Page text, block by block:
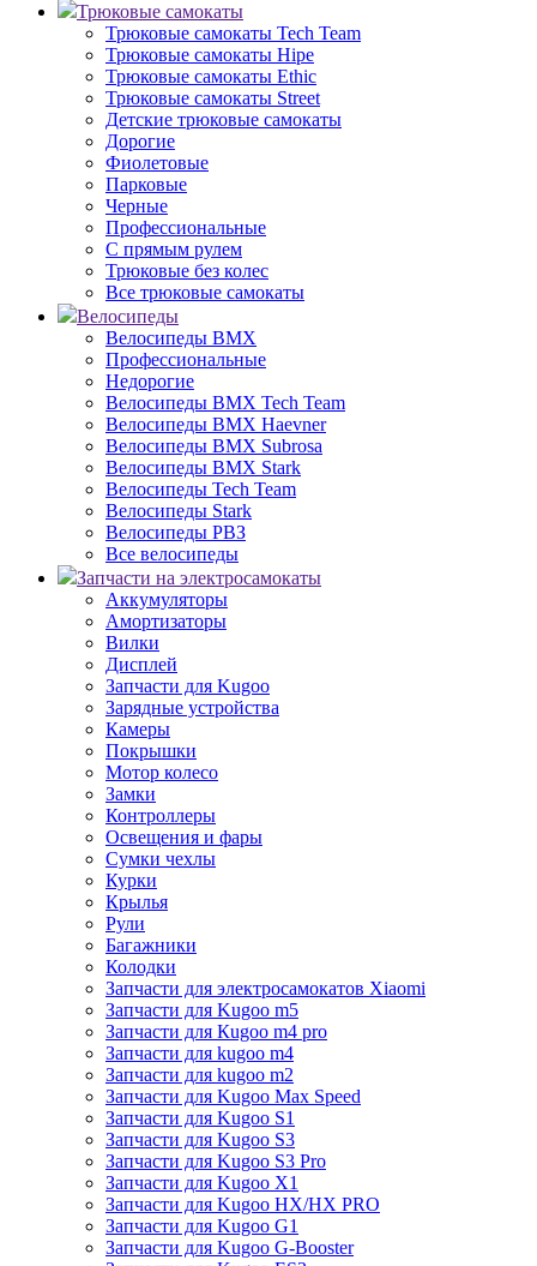
Трюковые самокаты
Трюковые самокаты Tech Team
Трюковые самокаты Hipe
Трюковые самокаты Ethic
Трюковые самокаты Street
Детские трюковые самокаты
Дорогие
Фиолетовые
Парковые
Черные
Профессиональные
С прямым рулем
Трюковые без колес
Все трюковые самокаты
Велосипеды
Велосипеды BMX
Профессиональные
Недорогие
Велосипеды BMX Tech Team
Велосипеды BMX Haevner
Велосипеды BMX Subrosa
Велосипеды BMX Stark
Велосипеды Tech Team
Велосипеды Stark
Велосипеды РВЗ
Все велосипеды
Запчасти на электросамокаты
Аккумуляторы
Амортизаторы
Вилки
Дисплей
Запчасти для Kugoo
Зарядные устройства
Камеры
Покрышки
Мотор колесо
Замки
Контроллеры
Освещения и фары
Сумки чехлы
Курки
Крылья
Рули
Багажники
Колодки
Запчасти для электросамокатов Xiaomi
Запчасти для Kugoo m5
Запчасти для Кugoo m4 pro
Запчасти для kugoo m4
Запчасти для kugoo m2
Запчасти для Kugoo Max Speed
Запчасти для Kugoo S1
Запчасти для Kugoo S3
Запчасти для Kugoo S3 Pro
Запчасти для Kugoo X1
Запчасти для Kugoo HX/HX PRO
Запчасти для Kugoo G1
Запчасти для Kugoo G-Booster